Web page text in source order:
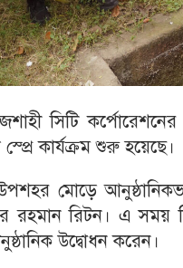
সিটি
কার্যক্রম শুরু হয়েছে।
মোড়ে
রহমান রিটন। এ সময়
উদ্বোধন করেন।